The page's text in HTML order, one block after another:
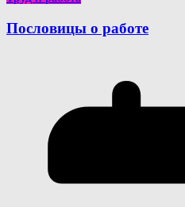
Пословицы о работе